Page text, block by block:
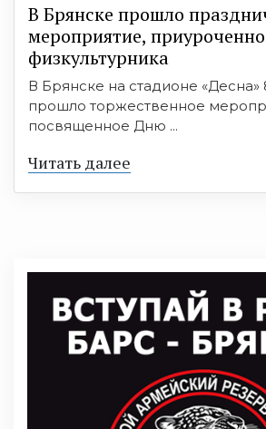
В Брянске прошло
мероприятие,
физкультурника
В Брянске на стадионе «Десна»
прошло торжественное
посвященное Дню ...
Читать далее